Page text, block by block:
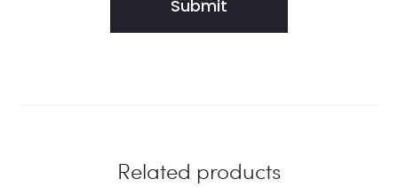
Related products